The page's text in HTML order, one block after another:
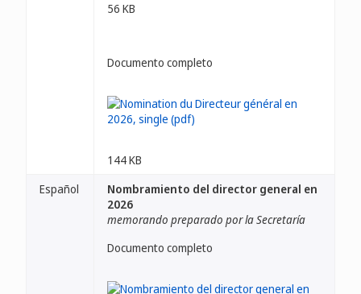
56 KB
Documento completo
144 KB
Español
Nombramiento del director general en
2026
memorando preparado por la Secretaría
Documento completo